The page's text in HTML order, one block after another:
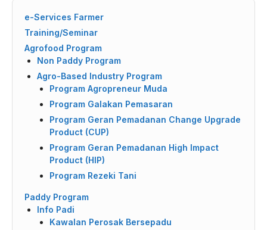
e-Services Farmer
Training/Seminar
Agrofood Program
Non Paddy Program
Agro-Based Industry Program
Program Agropreneur Muda
Program Galakan Pemasaran
Program Geran Pemadanan Change Upgrade
Product (CUP)
Program Geran Pemadanan High Impact
Product (HIP)
Program Rezeki Tani
Paddy Program
Info Padi
Kawalan Perosak Bersepadu